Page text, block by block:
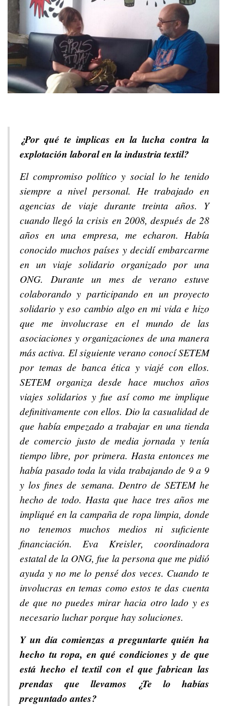
¿Por qué te implicas en la lucha contra la
explotación laboral en la industria textil?
El compromiso político y social lo he tenido
siempre a nivel personal. He trabajado en
agencias de viaje durante treinta años. Y
cuando llegó la crisis en 2008, después de 28
años en una empresa, me echaron. Había
conocido muchos países y decidí embarcarme
en un viaje solidario organizado por una
ONG. Durante un mes de verano estuve
colaborando y participando en un proyecto
solidario y eso cambio algo en mi vida e hizo
que me involucrase en el mundo de las
asociaciones y organizaciones de una manera
más activa. El siguiente verano conocí SETEM
por temas de banca ética y viajé con ellos.
SETEM organiza desde hace muchos años
viajes solidarios y fue así como me implique
definitivamente con ellos. Dio la casualidad de
que había empezado a trabajar en una tienda
de comercio justo de media jornada y tenía
tiempo libre, por primera. Hasta entonces me
había pasado toda la vida trabajando de 9 a 9
y los fines de semana. Dentro de SETEM he
hecho de todo. Hasta que hace tres años me
impliqué en la campaña de ropa limpia, donde
no tenemos muchos medios ni suficiente
financiación. Eva Kreisler, coordinadora
estatal de la ONG, fue la persona que me pidió
ayuda y no me lo pensé dos veces. Cuando te
involucras en temas como estos te das cuenta
de que no puedes mirar hacia otro lado y es
necesario luchar porque hay soluciones.
Y un día comienzas a preguntarte quién ha
hecho tu ropa, en qué condiciones y de que
está hecho el textil con el que fabrican las
prendas que llevamos ¿Te lo habías
preguntado antes?